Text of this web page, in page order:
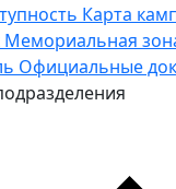
Карта
Мемориальная
Официальные